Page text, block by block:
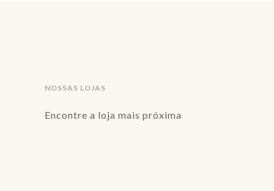
NOSSAS LOJAS
Encontre a loja mais próxima